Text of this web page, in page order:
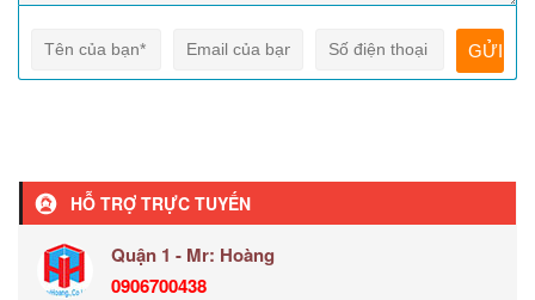
HỖ TRỢ TRỰC TUYẾN
Quận 1 - Mr: Hoàng
0906700438